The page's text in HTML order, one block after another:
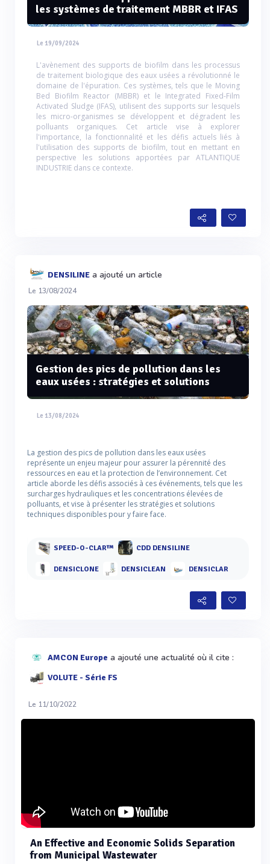
les systèmes de traitement MBBR et IFAS
Le 19/09/2024
L'avènement des supports de biofilm dans les processus
de traitement biologique des eaux usées a révolutionné le
domaine de l'épuration. Ces systèmes, tels que le Moving
Bed Biofilm Reactor (MBBR) et le Integrated Fixed-Film
Activated Sludge (IFAS), utilisent des supports sur lesquels
les micro-organismes se développent et dégradent les
polluants organiques. Cet article vise à explorer
l'importance, la fonctionnalité et les défis actuels liés à
l'utilisation des supports de biofilm, tout en mettant en
perspective les solutions apportées par ATLANTIQUE
INDUSTRIE dans ce contexte.
DENSILINE a ajouté un article
Le 13/08/2024
Gestion des pics de pollution dans les
eaux usées : stratégies et solutions
Le 13/08/2024
La gestion des pics de pollution dans les eaux usées
représente un enjeu majeur pour assurer la pérennité des
ressources en eau et la protection de l’environnement. Cet
article aborde les défis associés à ces événements, tels que les
surcharges hydrauliques et les concentrations élevées de
polluants, et vise à présenter les stratégies et solutions
techniques disponibles pour y faire face.
SPEED-O-CLAR™ CDD DENSILINE
DENSICLONE DENSICLEAN DENSICLAR
AMCON Europe a ajouté une actualité où il cite :
VOLUTE - Série FS
Le 11/10/2022
An Effective and Economic Solids Separation
from Municipal Wastewater